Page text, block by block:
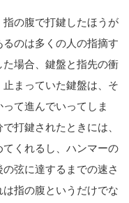
の腹で打鍵したほうが
のは多くの人の指摘す
場合、鍵盤と指先の衝
まっていた鍵盤は、そ
て進んでいってしま
打鍵されたときには、
くれるし、ハンマーの
弦に達するまでの速さ
指の腹というだけでな